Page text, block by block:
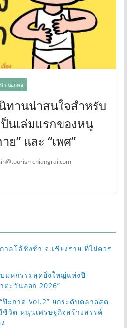
ำ บอกต่อ
ทานน่าสนใจสำหรับ
นเล่มแรกของหนู
ย” และ “เพศ”
าลโล้ชิงช้า จ.เชียงราย ที่ไม่ควร
มหกรรมสุดยิ่งใหญ่แห่งปี
ะวันออก 2026”
ป๊ะกาด Vol.2” ยกระดับตลาดสด
วิต หนุนเศรษฐกิจสร้างสรรค์